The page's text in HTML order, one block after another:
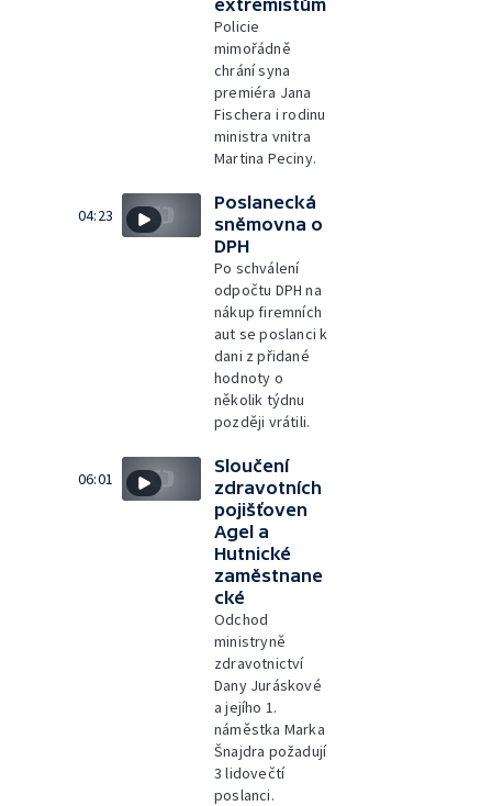
Policie
mimořádně
chrání syna
premiéra Jana
Fischera i rodinu
ministra vnitra
Martina Peciny.
04:23
Poslanecká
sněmovna o
DPH
Po schválení
odpočtu DPH na
nákup firemních
aut se poslanci k
dani z přidané
hodnoty o
několik týdnu
později vrátili.
06:01
Sloučení
zdravotních
pojišťoven
Agel a
Hutnické
zaměstnane
cké
Odchod
ministryně
zdravotnictví
Dany Juráskové
a jejího 1.
náměstka Marka
Šnajdra požadují
3 lidovečtí
poslanci.